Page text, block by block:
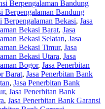
Berpengalaman Bandung
Berpengalaman Bandung
Berpengalaman Bekasi, Jasa
Bekasi Barat, Jasa
Bekasi Selatan, Jasa
Bekasi Timur, Jasa
Bekasi Utara, Jasa
Bogor, Jasa Penerbitan
Barat, Jasa Penerbitan Bank
, Jasa Penerbitan Bank
, Jasa Penerbitan Bank
, Jasa Penerbitan Bank Garansi